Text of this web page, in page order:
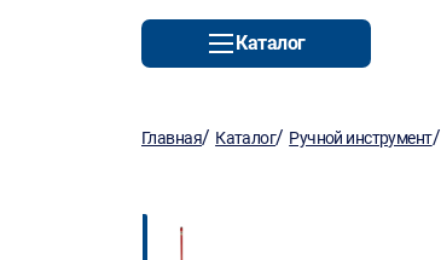
Каталог
Главная/ Каталог/ Ручной инструмент/